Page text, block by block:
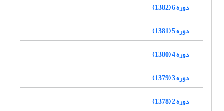
دوره 6 (1382)
دوره 5 (1381)
دوره 4 (1380)
دوره 3 (1379)
دوره 2 (1378)